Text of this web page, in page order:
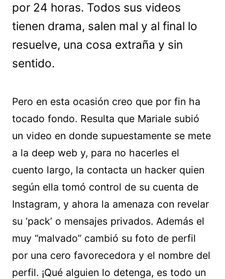
por 24 horas. Todos sus videos
tienen drama, salen mal y al final lo
resuelve, una cosa extraña y sin
sentido.
Pero en esta ocasión creo que por fin ha
tocado fondo. Resulta que Mariale subió
un video en donde supuestamente se mete
a la deep web y, para no hacerles el
cuento largo, la contacta un hacker quien
según ella tomó control de su cuenta de
Instagram, y ahora la amenaza con revelar
su ‘pack’ o mensajes privados. Además el
muy “malvado” cambió su foto de perfil
por una cero favorecedora y el nombre del
perfil. ¡Qué alguien lo detenga, es todo un